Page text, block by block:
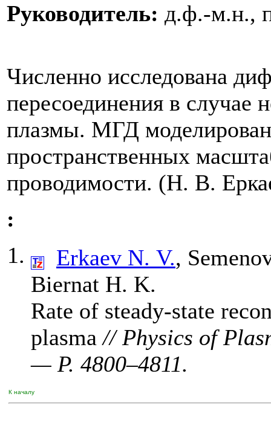
Руководитель: д.ф.-м.н.,
Численно исследована
пересоединения в случае
плазмы. МГД
пространственных
проводимости. (Н. В.
:
Erkaev N. V.,
Biernat H. K.
Rate of steady-state
plasma// Physics of
— P. 4800–4811.
К началу